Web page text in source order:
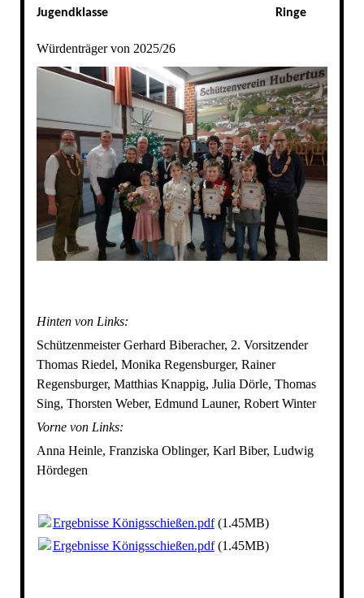
Jugendklasse
Ringe
Würdenträger von 2025/26
Hinten von Links:
Schützenmeister Gerhard Biberacher, 2. Vorsitzender
Thomas Riedel, Monika Regensburger, Rainer
Regensburger, Matthias Knappig, Julia Dörle, Thomas
Sing, Thorsten Weber, Edmund Launer, Robert Winter
Vorne von Links:
Anna Heinle, Franziska Oblinger, Karl Biber, Ludwig
Hördegen
Ergebnisse Königsschießen.pdf(1.45MB)
Ergebnisse Königsschießen.pdf(1.45MB)